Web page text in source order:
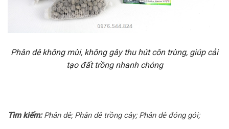
Phân dê không mùi, không gây thu hút côn trùng, giúp cải
tạo đất trồng nhanh chóng
Tìm kiếm:Phân dê; Phân dê trồng cây; Phân dê đóng gói;